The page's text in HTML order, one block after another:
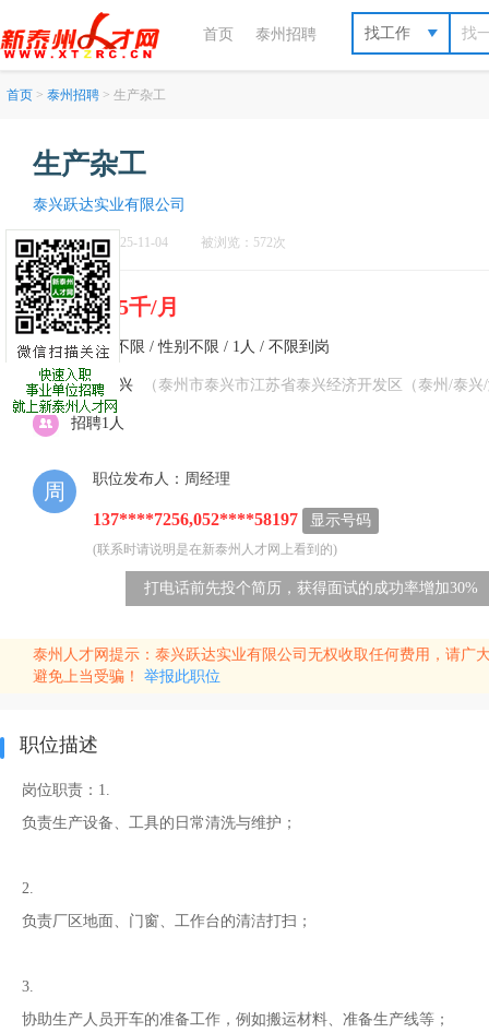
首页 泰州招聘 找工作
首页 > 泰州招聘 > 生产杂工
生产杂工
泰兴跃达实业有限公司
刷新于：2025-11-04 被浏览：572次
4千7-5千/月
不限 / 不限 / 性别不限 / 1人 / 不限到岗
泰州-泰兴 （泰州市泰兴市江苏省泰兴经济开发区（泰州/泰兴
招聘1人
周
职位发布人：周经理
137****7256,052****58197 显示号码
(联系时请说明是在新泰州人才网上看到的)
打电话前先投个简历，获得面试的成功率增加30%
泰州人才网提示：泰兴跃达实业有限公司无权收取任何费用，请
避免上当受骗！ 举报此职位
职位描述
岗位职责：1.
负责生产设备、工具的日常清洗与维护；
2.
负责厂区地面、门窗、工作台的清洁打扫；
3.
协助生产人员开车的准备工作，例如搬运材料、准备生产线等；